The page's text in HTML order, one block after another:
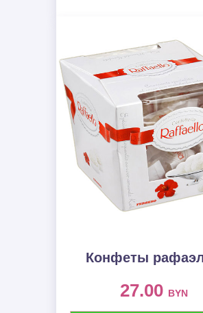
Конфеты
27.00 BYN